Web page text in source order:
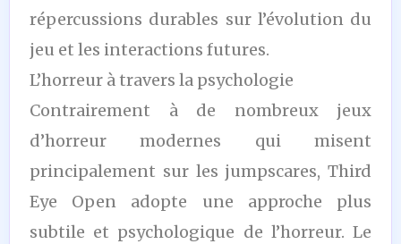
répercussions durables sur l’évolution du
jeu et les interactions futures.
L’horreur à travers la psychologie
Contrairement à de nombreux jeux
d’horreur modernes qui misent
principalement sur les jumpscares, Third
Eye Open adopte une approche plus
subtile et psychologique de l’horreur. Le